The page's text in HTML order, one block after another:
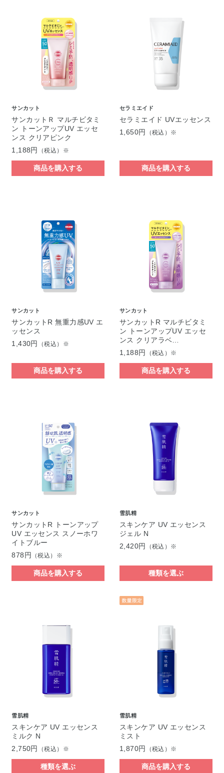
サンカット
サンカットＲ マルチビタミ
ン トーンアップUV エッセ
ンス クリアピンク
1,188円
（税込）※
商品を購入する
セラミエイド
セラミエイド UVエッセンス
1,650円
（税込）※
商品を購入する
サンカット
サンカットR 無重力感UV エ
ッセンス
1,430円
（税込）※
商品を購入する
サンカット
サンカットR マルチビタミ
ン トーンアップUV エッセ
ンス クリアラベ…
1,188円
（税込）※
商品を購入する
サンカット
サンカットR トーンアップ
UV エッセンス スノーホワ
イトブルー
878円
（税込）※
商品を購入する
雪肌精
スキンケア UV エッセンス
ジェル N
2,420円
（税込）※
種類を選ぶ
雪肌精
スキンケア UV エッセンス
ミルク N
2,750円
（税込）※
種類を選ぶ
雪肌精
スキンケア UV エッセンス
ミスト
1,870円
（税込）※
商品を購入する